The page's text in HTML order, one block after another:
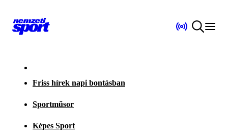
Friss hírek napi bontásban
Sportműsor
Képes Sport